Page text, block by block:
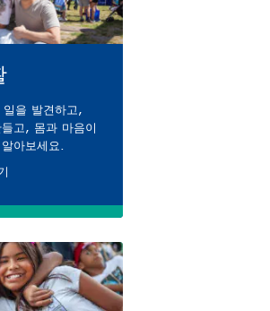
을 발견하고,
고, 몸과 마음이
아보세요.